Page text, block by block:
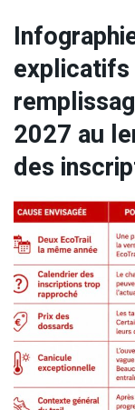
2027 au
des